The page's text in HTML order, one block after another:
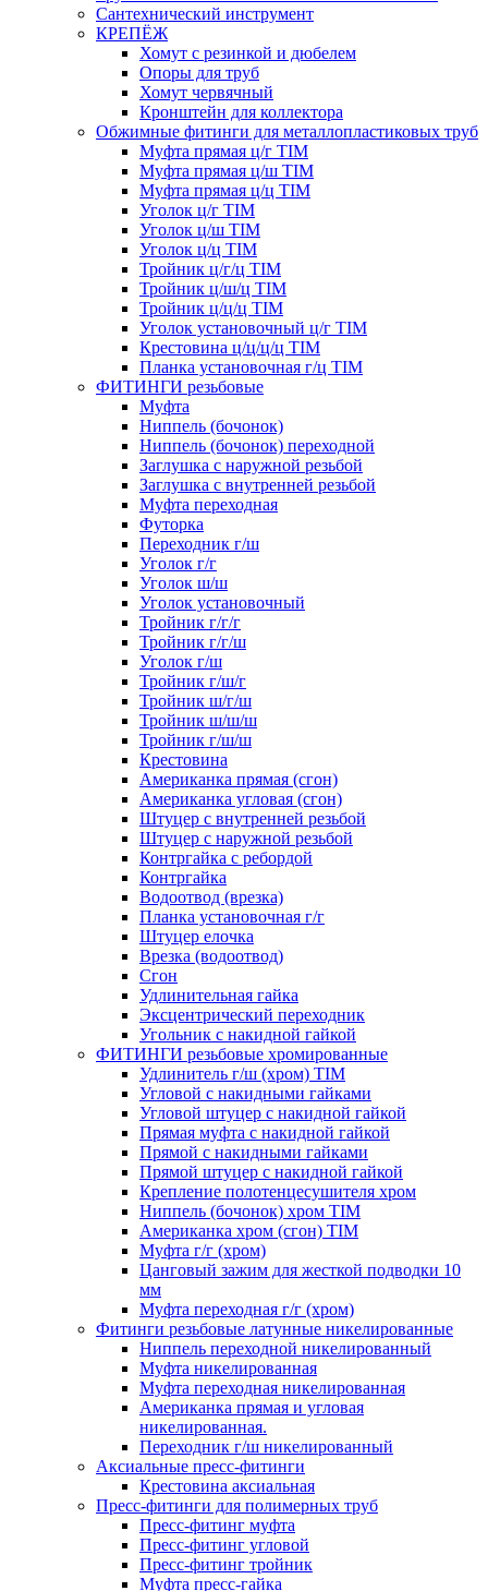
Сантехнический инструмент
КРЕПЁЖ
Хомут с резинкой и дюбелем
Опоры для труб
Хомут червячный
Кронштейн для коллектора
Обжимные фитинги для металлопластиковых труб
Муфта прямая ц/г TIM
Муфта прямая ц/ш TIM
Муфта прямая ц/ц TIM
Уголок ц/г TIM
Уголок ц/ш TIM
Уголок ц/ц TIM
Тройник ц/г/ц TIM
Тройник ц/ш/ц TIM
Тройник ц/ц/ц TIM
Уголок установочный ц/г TIM
Крестовина ц/ц/ц/ц TIM
Планка установочная г/ц TIM
ФИТИНГИ резьбовые
Муфта
Ниппель (бочонок)
Ниппель (бочонок) переходной
Заглушка с наружной резьбой
Заглушка с внутренней резьбой
Муфта переходная
Футорка
Переходник г/ш
Уголок г/г
Уголок ш/ш
Уголок установочный
Тройник г/г/г
Тройник г/г/ш
Уголок г/ш
Тройник г/ш/г
Тройник ш/г/ш
Тройник ш/ш/ш
Тройник г/ш/ш
Крестовина
Американка прямая (сгон)
Американка угловая (сгон)
Штуцер с внутренней резьбой
Штуцер с наружной резьбой
Контргайка с ребордой
Контргайка
Водоотвод (врезка)
Планка установочная г/г
Штуцер елочка
Врезка (водоотвод)
Сгон
Удлинительная гайка
Эксцентрический переходник
Угольник с накидной гайкой
ФИТИНГИ резьбовые хромированные
Удлинитель г/ш (хром) TIM
Угловой с накидными гайками
Угловой штуцер с накидной гайкой
Прямая муфта с накидной гайкой
Прямой с накидными гайками
Прямой штуцер с накидной гайкой
Крепление полотенцесушителя хром
Ниппель (бочонок) хром TIM
Американка хром (сгон) TIM
Муфта г/г (хром)
Цанговый зажим для жесткой подводки 10
мм
Муфта переходная г/г (хром)
Фитинги резьбовые латунные никелированные
Ниппель переходной никелированный
Муфта никелированная
Муфта переходная никелированная
Американка прямая и угловая
никелированная.
Переходник г/ш никелированный
Аксиальные пресс-фитинги
Крестовина аксиальная
Пресс-фитинги для полимерных труб
Пресс-фитинг муфта
Пресс-фитинг угловой
Пресс-фитинг тройник
Муфта пресс-гайка